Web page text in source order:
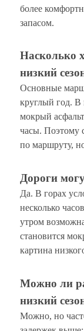
более
запасом.
Насколько
низкий
Основные
круглый год. В
мокрый
часы. Поэтому
по маршруту,
Дороги
Да. В горах
несколько
утром
становится
картина
Можно ли
низкий
Можно, но